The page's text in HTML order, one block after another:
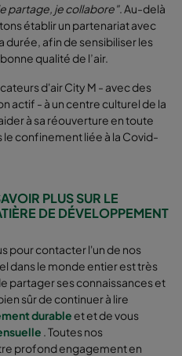
partage, je collabore". Au-delà
établir un partenariat avec
durée, afin de sensibiliser les
qualité de l’air.
d'air City M - avec des
actif - à un centre culturel de la
à sa réouverture en toute
confinement liée à la Covid-
PLUS SUR LE
DE DÉVELOPPEMENT
pour contacter l'un de nos
dans le monde entier est très
partager ses connaissances et
sûr de continuer à lire
durable et et de vous
. Toutes nos
profond engagement en